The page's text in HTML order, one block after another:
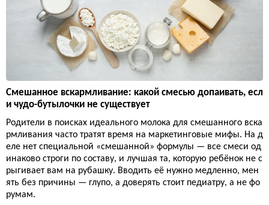
Смешанное вскармливание: какой смесью допаивать, есл
и чудо-бутылочки не существует
Родители в поисках идеального молока для смешанного вска
рмливания часто тратят время на маркетинговые мифы. На д
еле нет специальной «смешанной» формулы — все смеси од
инаково строги по составу, и лучшая та, которую ребёнок не с
рыгивает вам на рубашку. Вводить её нужно медленно, мен
ять без причины — глупо, а доверять стоит педиатру, а не фо
румам.